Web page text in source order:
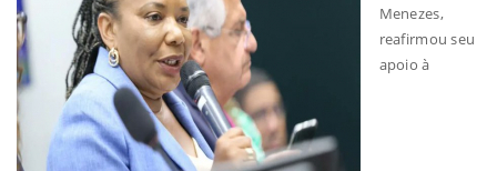
Menezes,
reafirmou seu
apoio à